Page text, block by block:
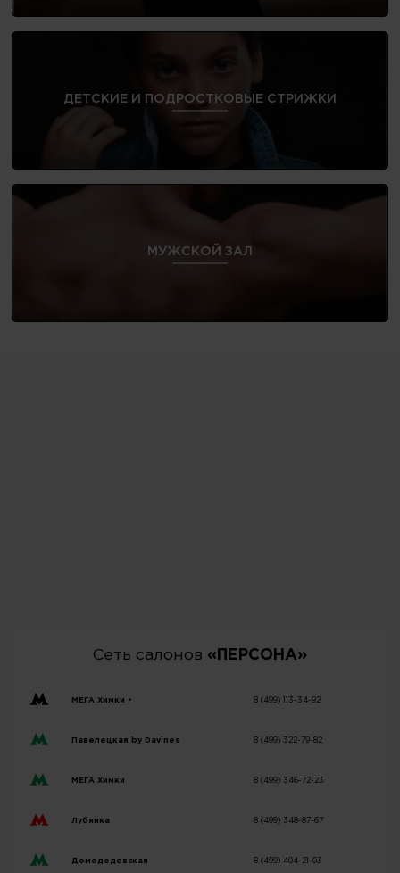
ДЕТСКИЕ И ПОДРОСТКОВЫЕ СТРИЖКИ
МУЖСКОЙ ЗАЛ
Сеть салонов «ПЕРСОНА»
МЕГА Химки • 8 (499) 113-34-92
Павелецкая by Davines 8 (499) 322-79-82
МЕГА Химки 8 (499) 346-72-23
Лубянка 8 (499) 348-87-67
Домодедовская 8 (499) 404-21-03